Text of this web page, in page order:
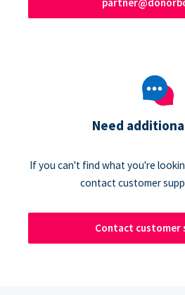
Need
If you can't find what you're
contact customer
Contact customer